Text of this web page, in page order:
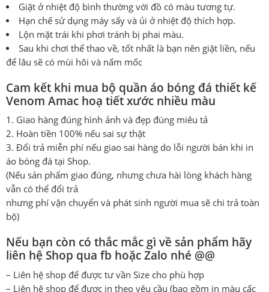
Giặt ở nhiệt độ bình thường với đồ có màu tương tự.
Hạn chế sử dụng máy sấy và ủi ở nhiệt độ thích hợp.
Lộn mặt trái khi phơi tránh bị phai màu.
Sau khi chơi thể thao về, tốt nhất là bạn nên giặt liền, nếu
để lâu sẽ có mùi hôi và nấm mốc
Cam kết khi mua bộ quần áo bóng đá thiết kế
Venom Amac hoạ tiết xước nhiều màu
Giao hàng đúng hình ảnh và đẹp đúng miêu tả
Hoàn tiền 100% nếu sai sự thật
Đổi trả miễn phí nếu giao sai hàng do lỗi người bán khi in
áo bóng đá tại Shop.
(Nếu sản phẩm giao đúng, nhưng chưa hài lòng khách hàng
vẫn có thể đổi trả
nhưng phí vận chuyển và phát sinh người mua sẽ chi trả toàn
bộ)
Nếu bạn còn có thắc mắc gì về sản phẩm hãy
liên hệ Shop qua fb hoặc Zalo nhé @@
– Liên hệ shop để được tư vần Size cho phù hợp
– Liên hệ shop để được in theo yêu cầu (bao gồm in màu cấc